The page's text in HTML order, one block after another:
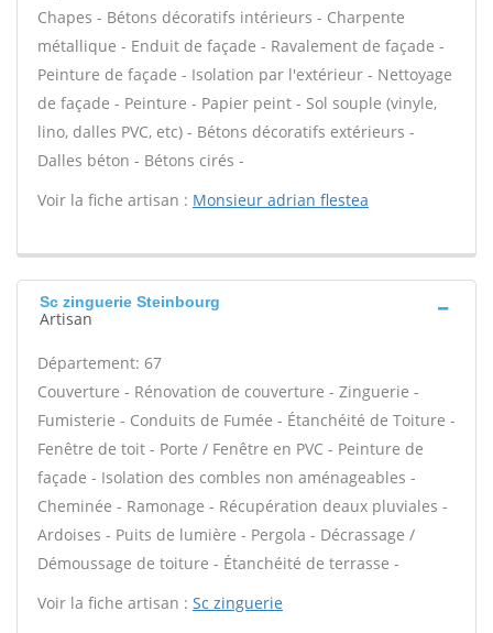
Chapes - Bétons décoratifs intérieurs - Charpente
métallique - Enduit de façade - Ravalement de façade -
Peinture de façade - Isolation par l'extérieur - Nettoyage
de façade - Peinture - Papier peint - Sol souple (vinyle,
lino, dalles PVC, etc) - Bétons décoratifs extérieurs -
Dalles béton - Bétons cirés -
Voir la fiche artisan : Monsieur adrian flestea
Sc zinguerie Steinbourg
Artisan
Département: 67
Couverture - Rénovation de couverture - Zinguerie -
Fumisterie - Conduits de Fumée - Étanchéité de Toiture -
Fenêtre de toit - Porte / Fenêtre en PVC - Peinture de
façade - Isolation des combles non aménageables -
Cheminée - Ramonage - Récupération deaux pluviales -
Ardoises - Puits de lumière - Pergola - Décrassage /
Démoussage de toiture - Étanchéité de terrasse -
Voir la fiche artisan : Sc zinguerie